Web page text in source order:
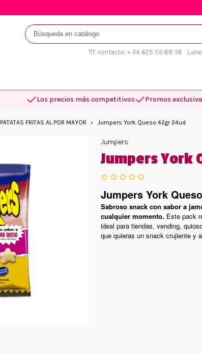
Tlf. contacto: + 34 625 59 88 56
Los precios más competitivos Promos
PATATAS FRITAS AL POR MAYOR Jumpers York Queso 42gr 24ud
Jumpers
Jumpers York
Jumpers York
Sabroso snack con sabor a
cualquier momento. Este pack
ideal para tiendas, vending,
que quieras un snack crujiente y